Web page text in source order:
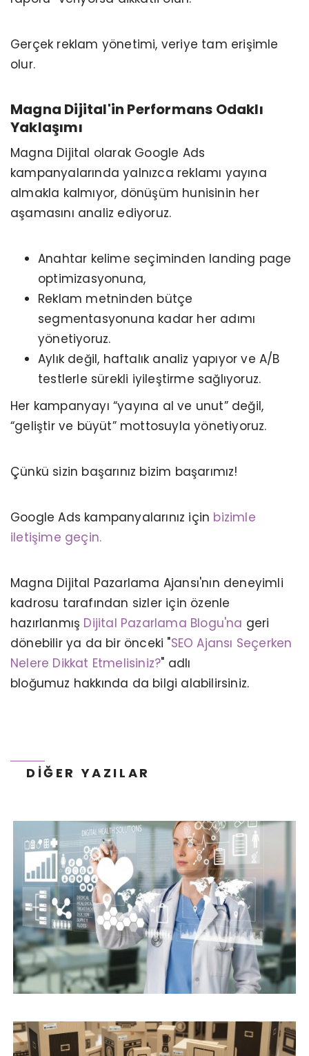
Gerçek reklam yönetimi, veriye tam erişimle
olur.
Magna Dijital'in Performans Odaklı
Yaklaşımı
Magna Dijital olarak Google Ads
kampanyalarında yalnızca reklamı yayına
almakla kalmıyor, dönüşüm hunisinin her
aşamasını analiz ediyoruz.
Anahtar kelime seçiminden landing page
optimizasyonuna,
Reklam metninden bütçe
segmentasyonuna kadar her adımı
yönetiyoruz.
Aylık değil, haftalık analiz yapıyor ve A/B
testlerle sürekli iyileştirme sağlıyoruz.
Her kampanyayı “yayına al ve unut” değil,
“geliştir ve büyüt” mottosuyla yönetiyoruz.
Çünkü sizin başarınız bizim başarımız!
Google Ads kampanyalarınız için bizimle
iletişime geçin.
Magna Dijital Pazarlama Ajansı'nın deneyimli
kadrosu tarafından sizler için özenle
hazırlanmış Dijital Pazarlama Blogu'na geri
dönebilir ya da bir önceki "SEO Ajansı Seçerken
Nelere Dikkat Etmelisiniz?" adlı
bloğumuz hakkında da bilgi alabilirsiniz.
DIĞER YAZILAR
DIJITAL PAZARLAMA AJANSLARI SAĞLIK
TURIZMINDE VERIMLILIĞI VE KALITEYI
NASIL ARTIRIR?
EN BÜYÜK B2B E-İHRACAT PLATFORMLARI